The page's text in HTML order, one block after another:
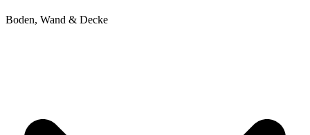
Boden, Wand & Decke